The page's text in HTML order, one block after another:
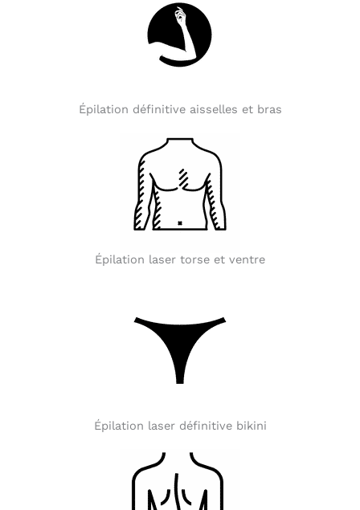
Épilation définitive aisselles et bras
Épilation laser torse et ventre
Épilation laser définitive bikini